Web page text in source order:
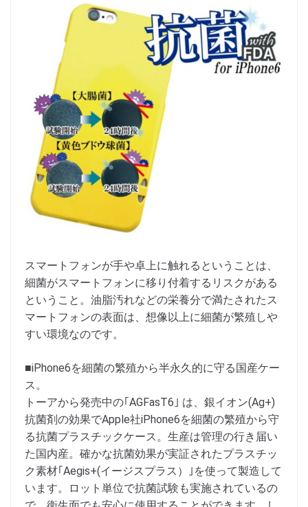
スマートフォンが手や卓上に触れるということは、
細菌がスマートフォンに移り付着するリスクがある
ということ。油脂汚れなどの栄養分で満たされたス
マートフォンの表面は、想像以上に細菌が繁殖しや
すい環境なのです。
■iPhone6を細菌の繁殖から半永久的に守る国産ケー
ス。
トーアから発売中の｢AGFasT6｣ は、銀イオン(Ag+)
抗菌剤の効果でApple社iPhone6を細菌の繁殖から守
る抗菌プラスチックケース。生産は管理の行き届い
た国内産。確かな抗菌効果が実証されたプラスチッ
ク素材｢Aegis+(イージスプラス）｣を使って製造して
います。ロット単位で抗菌試験も実施されているの